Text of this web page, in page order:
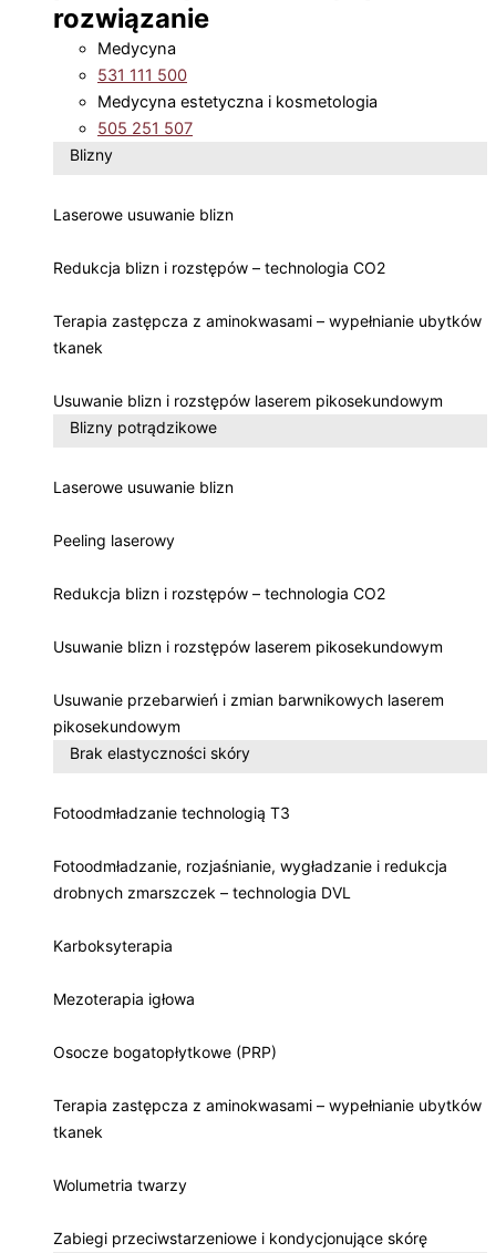
rozwiązanie
Medycyna
531 111 500
Medycyna estetyczna i kosmetologia
505 251 507
Blizny
Laserowe usuwanie blizn
Redukcja blizn i rozstępów – technologia CO2
Terapia zastępcza z aminokwasami – wypełnianie ubytków
tkanek
Usuwanie blizn i rozstępów laserem pikosekundowym
Blizny potrądzikowe
Laserowe usuwanie blizn
Peeling laserowy
Redukcja blizn i rozstępów – technologia CO2
Usuwanie blizn i rozstępów laserem pikosekundowym
Usuwanie przebarwień i zmian barwnikowych laserem
pikosekundowym
Brak elastyczności skóry
Fotoodmładzanie technologią T3
Fotoodmładzanie, rozjaśnianie, wygładzanie i redukcja
drobnych zmarszczek – technologia DVL
Karboksyterapia
Mezoterapia igłowa
Osocze bogatopłytkowe (PRP)
Terapia zastępcza z aminokwasami – wypełnianie ubytków
tkanek
Wolumetria twarzy
Zabiegi przeciwstarzeniowe i kondycjonujące skórę